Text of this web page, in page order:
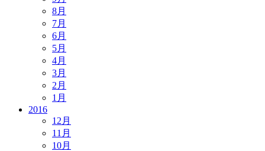
8月
7月
6月
5月
4月
3月
2月
1月
2016
12月
11月
10月